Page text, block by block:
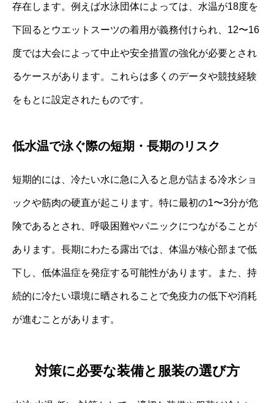
存在します。例えば水泳団体によっては、水温が18度を
下回るとウエットスーツの着用が義務付けられ、12〜16
度では大会によって中止や安全措置の強化が必要とされ
るケースがあります。これらは多くのデータや競技経験
をもとに設定されたものです。
低水温で泳ぐ際の短期・長期のリスク
短期的には、冷たい水に急に入ると息が詰まる冷水ショ
ックや筋肉の硬直が起こります。特に最初の1〜3分が危
険であるとされ、呼吸困難やパニックにつながることが
あります。長期にわたる露出では、体温が核心部まで低
下し、低体温症を発症する可能性があります。また、持
続的に冷たい環境に晒されることで免疫力の低下や消耗
が進むことがあります。
対策に必要な装備と服装の選び方